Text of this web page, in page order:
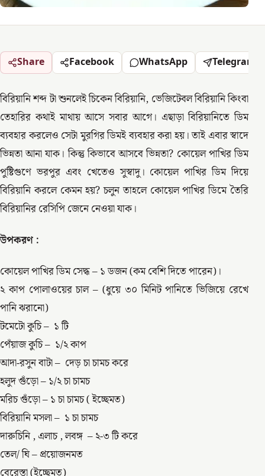
Share Facebook WhatsApp Telegram
বিরিয়ানি শব্দ টা শুনলেই চিকেন বিরিয়ানি, ভেজিটেবল বিরিয়ানি কিংবা
তেহারির কথাই মাথায় আসে সবার আগে। এছাড়া বিরিয়ানিতে ডিম
ব্যবহার করলেও সেটা মুরগির ডিমই ব্যবহার করা হয়। তাই এবার স্বাদে
ভিন্নতা আনা যাক। কিন্তু কিভাবে আসবে ভিন্নতা? কোয়েল পাখির ডিম
পুষ্টিগুণে ভরপুর এবং খেতেও সুস্বাদু। কোয়েল পাখির ডিম দিয়ে
বিরিয়ানি করলে কেমন হয়? চলুন তাহলে কোয়েল পাখির ডিমে তৈরি
বিরিয়ানির রেসিপি জেনে নেওয়া যাক।
উপকরণ :
কোয়েল পাখির ডিম সেদ্ধ – ১ ডজন (কম বেশি দিতে পারেন)।
২ কাপ পোলাওয়ের চাল – (ধুয়ে ৩০ মিনিট পানিতে ভিজিয়ে রেখে
পানি ঝরানো)
টমেটো কুচি – ১ টি
পেঁয়াজ কুচি – ১/২ কাপ
আদা-রসুন বাটা – দেড় চা চামচ করে
হলুদ গুঁড়ো – ১/২ চা চামচ
মরিচ গুঁড়ো – ১ চা চামচ ( ইচ্ছেমত)
বিরিয়ানি মসলা – ১ চা চামচ
দারুচিনি , এলাচ , লবঙ্গ – ২-৩ টি করে
তেল/ ঘি – প্রয়োজনমত